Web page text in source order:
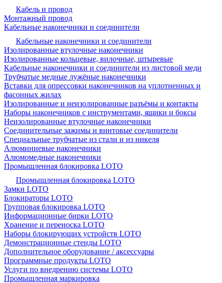
Кабель и провод
Монтажный провод
Кабельные наконечники и соединители
Кабельные наконечники и соединители
Изолированные втулочные наконечники
Изолированные кольцевые, вилочные, штыревые
Кабельные наконечники и соединители из листовой меди
Трубчатые медные лужёные наконечники
Вставки для опрессовки наконечников на уплотненных и
фасонных жилах
Изолированные и неизолированные разъёмы и контакты
Наборы наконечников с инструментами, ящики и боксы
Неизолированные втулочные наконечники
Соединительные зажимы и винтовые соединители
Специальные трубчатые из стали и из никеля
Алюминиевые наконечники
Алюмомедные наконечники
Промышленная блокировка LOTO
Промышленная блокировка LOTO
Замки LOTO
Блокираторы LOTO
Групповая блокировка LOTO
Информационные бирки LOTO
Хранение и переноска LOTO
Наборы блокирующих устройств LOTO
Демонстрационные стенды LOTO
Дополнительное оборудование / аксессуары
Программные продукты LOTO
Услуги по внедрению системы LOTO
Промышленная маркировка